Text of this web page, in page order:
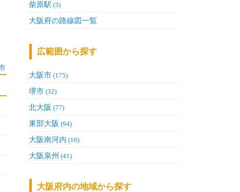
柴原駅 (3)
大阪府の路線図一覧
広範囲から探す
大阪市 (175)
堺市 (32)
北大阪 (77)
東部大阪 (94)
大阪南河内 (16)
大阪泉州 (41)
大阪府内の地域から探す